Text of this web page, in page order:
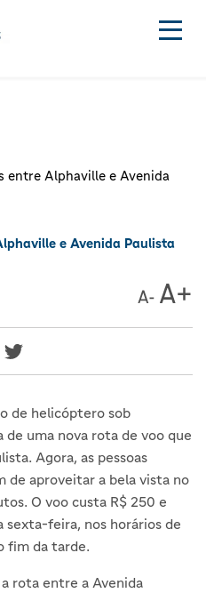
entre Alphaville e Avenida
e Avenida Paulista
de helicóptero sob
de uma nova rota de voo que
Agora, as pessoas
de aproveitar a bela vista no
O voo custa R$ 250 e
sexta-feira, nos horários de
fim da tarde.
rota entre a Avenida